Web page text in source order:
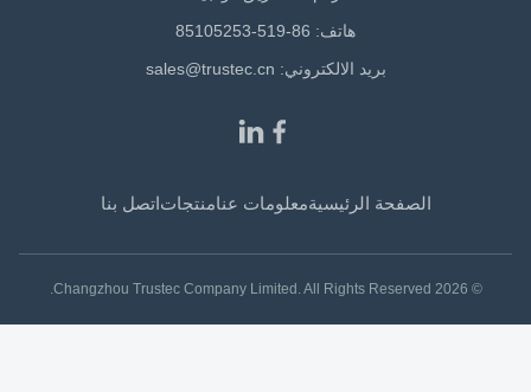
هاتف: 86-519-85105253
بريد الالكتروني: sales@trustec.cn
الصفحة الرئيسيةمعلومات عنامنتجاتاتصل بنا